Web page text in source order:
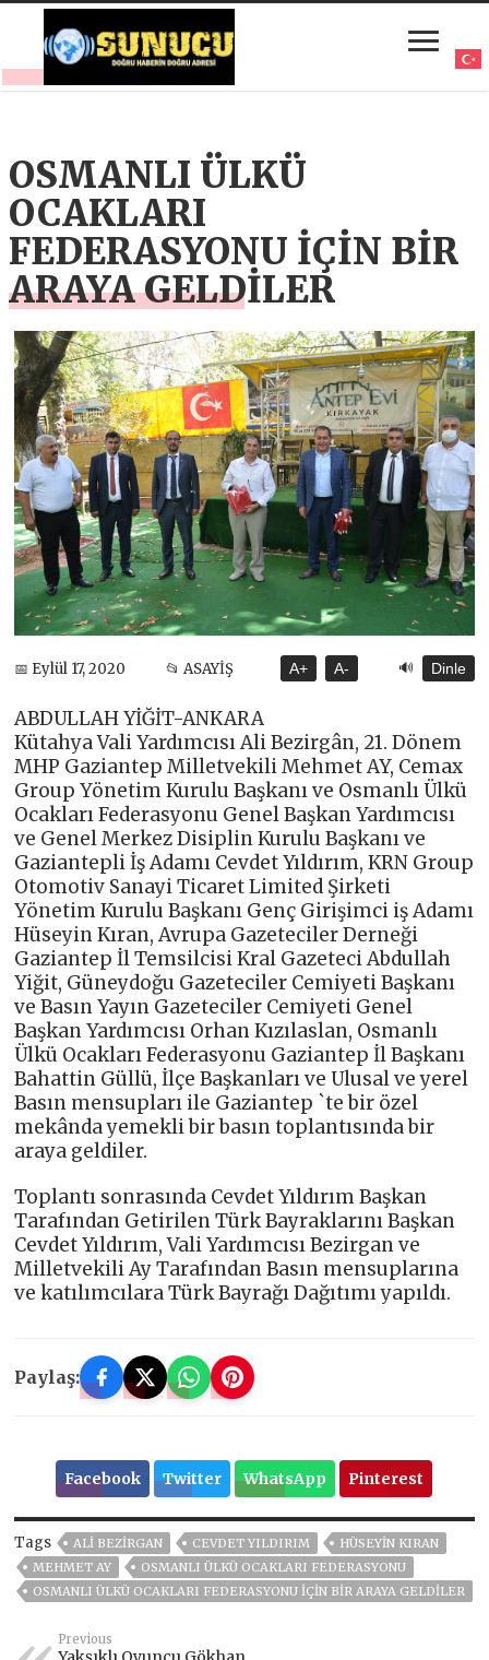
OSMANLI ÜLKÜ
OCAKLARI
FEDERASYONU İÇİN BİR
ARAYA GELDİLER
📅 Eylül 17, 2020 📂 ASAYİŞ A+ A- 🔊 Dinle
ABDULLAH YİĞİT-ANKARA
Kütahya Vali Yardımcısı Ali Bezirgân, 21. Dönem
MHP Gaziantep Milletvekili Mehmet AY, Cemax
Group Yönetim Kurulu Başkanı ve Osmanlı Ülkü
Ocakları Federasyonu Genel Başkan Yardımcısı
ve Genel Merkez Disiplin Kurulu Başkanı ve
Gaziantepli İş Adamı Cevdet Yıldırım, KRN Group
Otomotiv Sanayi Ticaret Limited Şirketi
Yönetim Kurulu Başkanı Genç Girişimci iş Adamı
Hüseyin Kıran, Avrupa Gazeteciler Derneği
Gaziantep İl Temsilcisi Kral Gazeteci Abdullah
Yiğit, Güneydoğu Gazeteciler Cemiyeti Başkanı
ve Basın Yayın Gazeteciler Cemiyeti Genel
Başkan Yardımcısı Orhan Kızılaslan, Osmanlı
Ülkü Ocakları Federasyonu Gaziantep İl Başkanı
Bahattin Güllü, İlçe Başkanları ve Ulusal ve yerel
Basın mensupları ile Gaziantep `te bir özel
mekânda yemekli bir basın toplantısında bir
araya geldiler.
Toplantı sonrasında Cevdet Yıldırım Başkan
Tarafından Getirilen Türk Bayraklarını Başkan
Cevdet Yıldırım, Vali Yardımcısı Bezirgan ve
Milletvekili Ay Tarafından Basın mensuplarına
ve katılımcılara Türk Bayrağı Dağıtımı yapıldı.
Paylaş:
Facebook Twitter WhatsApp Pinterest
Tags ALİ BEZİRGAN CEVDET YILDIRIM
HÜSEYIN KIRAN
MEHMET AY
OSMANLI ÜLKÜ OCAKLARI FEDERASYONU
OSMANLI ÜLKÜ OCAKLARI FEDERASYONU İÇİN BİR ARAYA GELDİLER
Previous